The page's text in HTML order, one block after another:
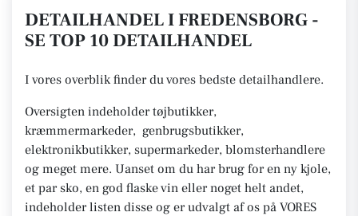
DETAILHANDEL I FREDENSBORG -
SE TOP 10 DETAILHANDEL
I vores overblik finder du vores bedste detailhandlere.
Oversigten indeholder tøjbutikker,
kræmmermarkeder, genbrugsbutikker,
elektronikbutikker, supermarkeder, blomsterhandlere
og meget mere. Uanset om du har brug for en ny kjole,
et par sko, en god flaske vin eller noget helt andet,
indeholder listen disse og er udvalgt af os på VORES